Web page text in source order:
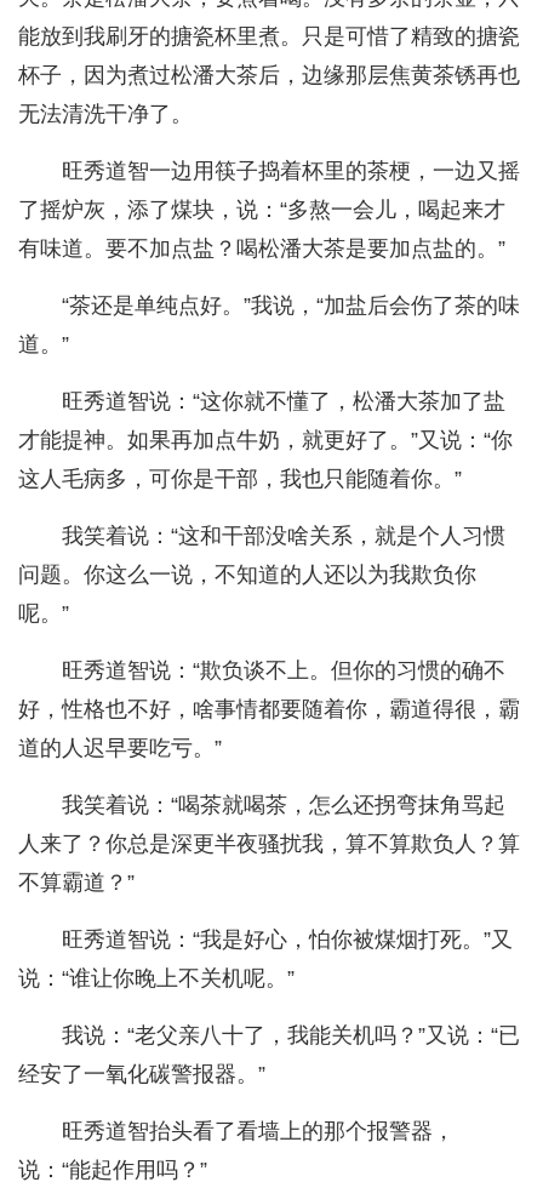
能放到我刷牙的搪瓷杯里煮。只是可惜了精致的搪瓷
杯子，因为煮过松潘大茶后，边缘那层焦黄茶锈再也
无法清洗干净了。
旺秀道智一边用筷子捣着杯里的茶梗，一边又摇
了摇炉灰，添了煤块，说：“多熬一会儿，喝起来才
有味道。要不加点盐？喝松潘大茶是要加点盐的。”
“茶还是单纯点好。”我说，“加盐后会伤了茶的味
道。”
旺秀道智说：“这你就不懂了，松潘大茶加了盐
才能提神。如果再加点牛奶，就更好了。”又说：“你
这人毛病多，可你是干部，我也只能随着你。”
我笑着说：“这和干部没啥关系，就是个人习惯
问题。你这么一说，不知道的人还以为我欺负你
呢。”
旺秀道智说：“欺负谈不上。但你的习惯的确不
好，性格也不好，啥事情都要随着你，霸道得很，霸
道的人迟早要吃亏。”
我笑着说：“喝茶就喝茶，怎么还拐弯抹角骂起
人来了？你总是深更半夜骚扰我，算不算欺负人？算
不算霸道？”
旺秀道智说：“我是好心，怕你被煤烟打死。”又
说：“谁让你晚上不关机呢。”
我说：“老父亲八十了，我能关机吗？”又说：“已
经安了一氧化碳警报器。”
旺秀道智抬头看了看墙上的那个报警器，
说：“能起作用吗？”